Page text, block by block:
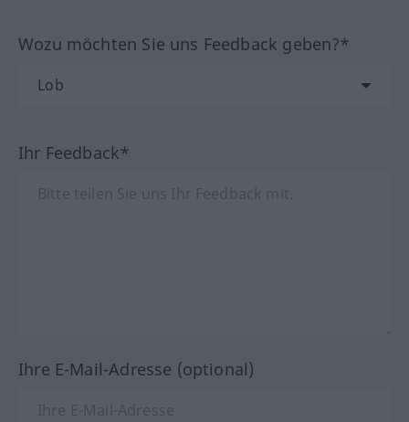
Wozu möchten Sie uns Feedback geben?*
Ihr Feedback*
Ihre E-Mail-Adresse (optional)